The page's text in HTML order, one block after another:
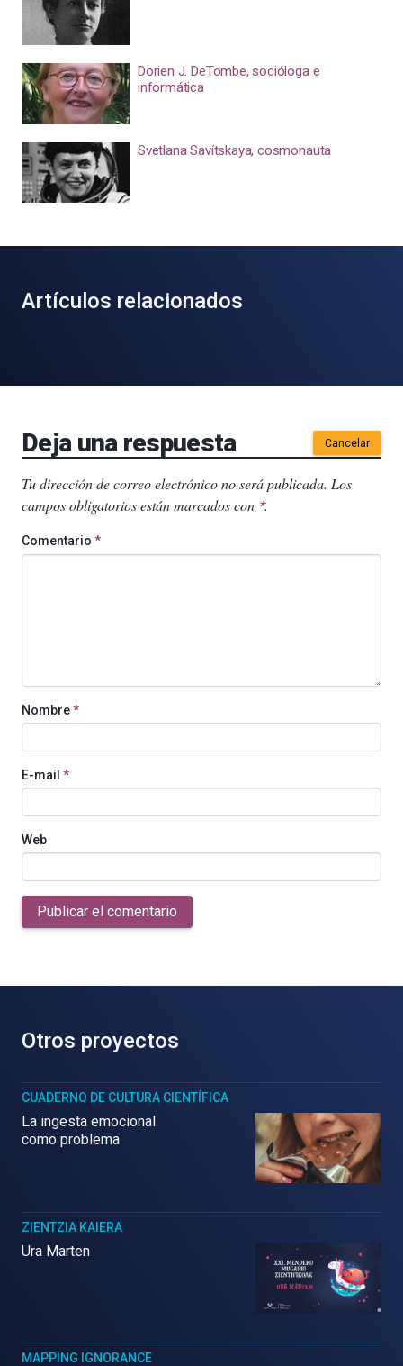
Dorien J. DeTombe, socióloga e
informática
Svetlana Savítskaya, cosmonauta
Artículos relacionados
Deja una respuesta Cancelar
Tu dirección de correo electrónico no será publicada. Los
campos obligatorios están marcados con *.
Comentario *
Nombre*
E-mail *
Web
Publicar el comentario
Otros proyectos
CUADERNO DE CULTURA CIENTÍFICA
La ingesta emocional
como problema
ZIENTZIA KAIERA
Ura Marten
MAPPING IGNORANCE